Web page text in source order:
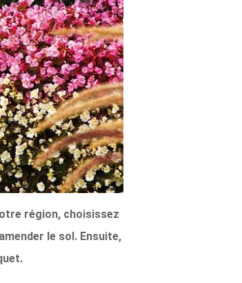
région, choisissez
le sol. Ensuite,